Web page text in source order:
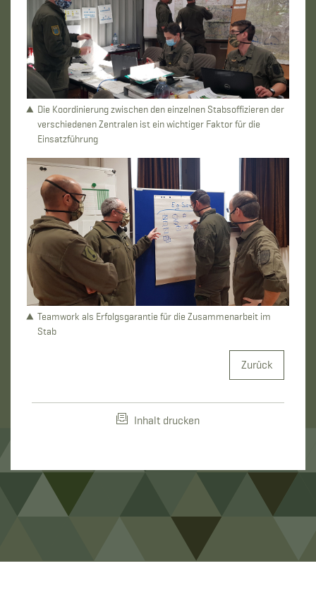
Die Koordinierung zwischen den einzelnen Stabsoffizieren der
verschiedenen Zentralen ist ein wichtiger Faktor für die
Einsatzführung
Teamwork als Erfolgsgarantie für die Zusammenarbeit im
Stab
Zurück
Inhalt drucken